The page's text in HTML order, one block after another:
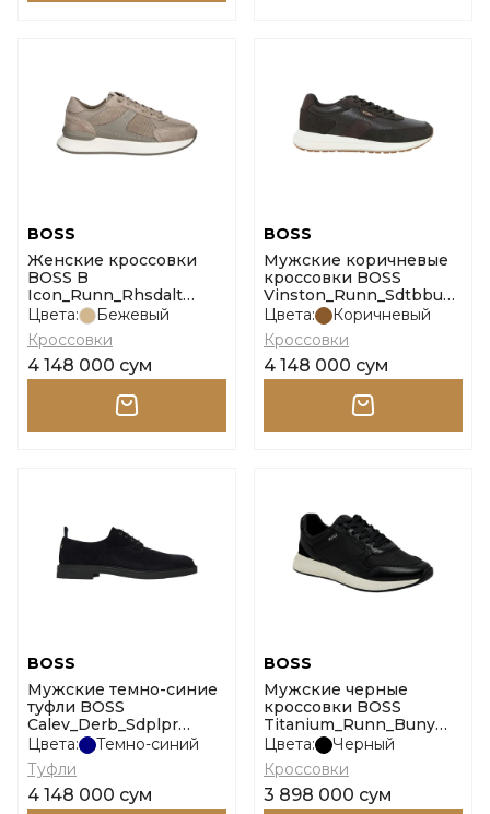
BOSS
Женские кроссовки
BOSS B
Icon_Runn_Rhsdalt
размер 35
Цвета:
Бежевый
Кроссовки
4 148 000 сум
BOSS
Мужские коричневые
кроссовки BOSS
Vinston_Runn_Sdtbbu
размер 39
Цвета:
Коричневый
Кроссовки
4 148 000 сум
BOSS
Мужские темно-синие
туфли BOSS
Calev_Derb_Sdplpr
размер 40
Цвета:
Темно-синий
Туфли
4 148 000 сум
BOSS
Мужские черные
кроссовки BOSS
Titanium_Runn_Buny
размер 39
Цвета:
Черный
Кроссовки
3 898 000 сум